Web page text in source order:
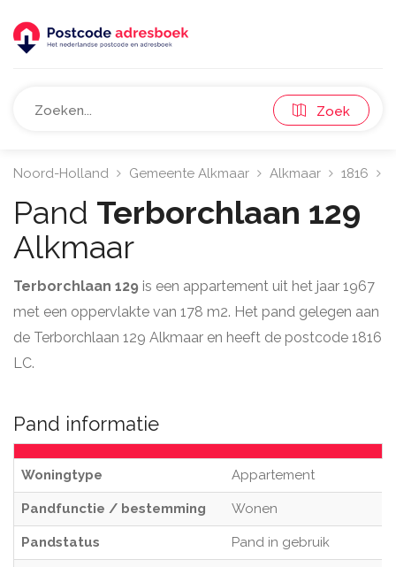
Zoek
Noord-Holland Gemeente Alkmaar Alkmaar 1816
Pand Terborchlaan 129
Alkmaar
Terborchlaan 129 is een appartement uit het jaar 1967
met een oppervlakte van 178 m2. Het pand gelegen aan
de Terborchlaan 129 Alkmaar en heeft de postcode 1816
LC.
Pand informatie
Woningtype Appartement
Pandfunctie / bestemming Wonen
Pandstatus Pand in gebruik